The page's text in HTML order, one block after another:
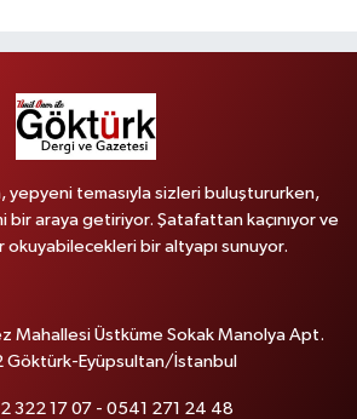
temasıyla sizleri buluştururken,
bir araya getiriyor. Şatafattan kaçınıyor ve
okuyabilecekleri bir altyapı sunuyor.
Mahallesi Üstküme Sokak Manolya Apt.
Göktürk-Eyüpsultan/İstanbul
322 17 07 - 0541 271 24 48